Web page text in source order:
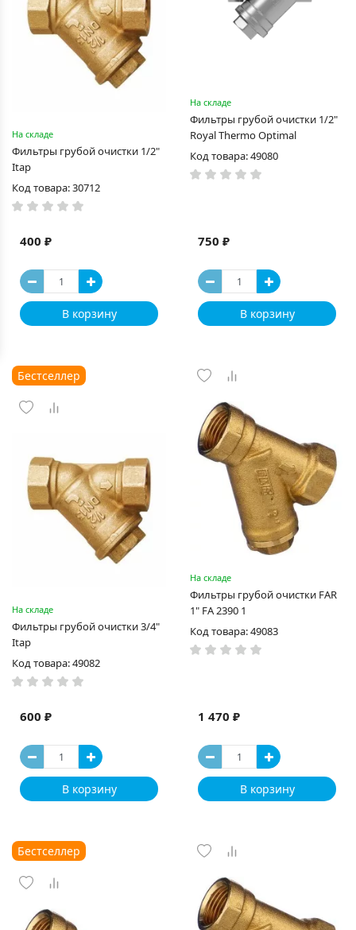
На складе
Фильтры грубой очистки 1/2"
Itap
Код товара: 30712
400 ₽
В корзину
На складе
Фильтры грубой очистки 1/2"
Royal Thermo Optimal
Код товара: 49080
750 ₽
В корзину
Бестселлер
На складе
Фильтры грубой очистки 3/4"
Itap
Код товара: 49082
600 ₽
В корзину
На складе
Фильтры грубой очистки FAR
1" FA 2390 1
Код товара: 49083
1 470 ₽
В корзину
Бестселлер